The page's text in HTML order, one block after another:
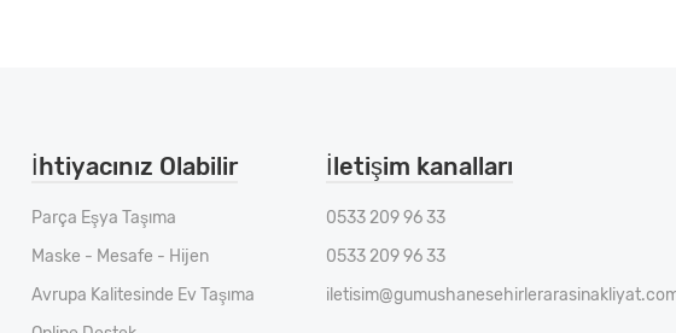
İhtiyacınız Olabilir
Parça Eşya Taşıma
Maske - Mesafe - Hijen
Avrupa Kalitesinde Ev Taşıma
İletişim kanalları
0533 209 96 33
0533 209 96 33